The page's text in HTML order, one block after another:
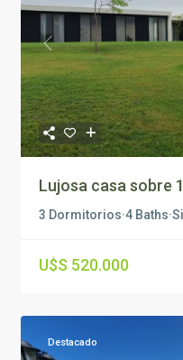
Previous
Lujosa casa sobre
3 Dormitorios·4 Baths·
U$S 520.000
Destacado